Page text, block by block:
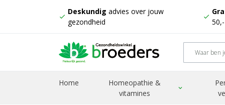
check
Deskundig advies over jouw
gezondheid
check
50,-
Home
Homeopathie &
vitamines
expand_more